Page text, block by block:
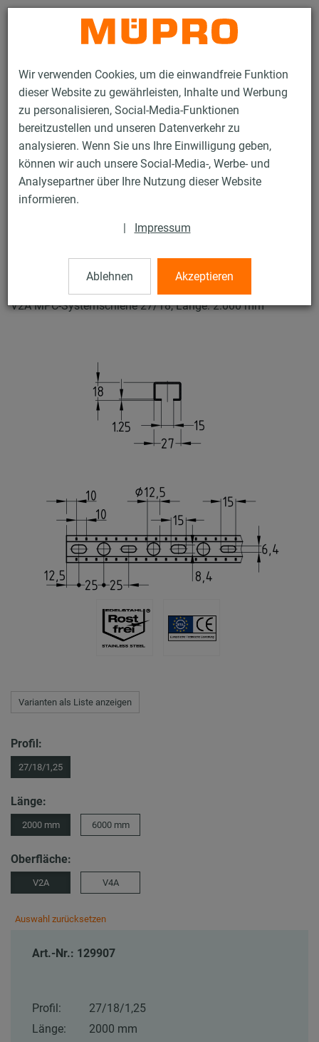
Wir verwenden Cookies, um die einwandfreie Funktion
dieser Website zu gewährleisten, Inhalte und Werbung
zu personalisieren, Social-Media-Funktionen
bereitzustellen und unseren Datenverkehr zu
analysieren. Wenn Sie uns Ihre Einwilligung geben,
können wir auch unsere Social-Media-, Werbe- und
Analysepartner über Ihre Nutzung dieser Website
informieren.
| Impressum
Ablehnen Akzeptieren
Kontakt
Produkte Befestigungstechnik
Lüftungsbefestigung
Edelstahlprodukte für die Lüftungsbefestigung
MPC-Systemschienen
MPC-Systemschienen
V2A MPC-Systemschiene 27/18, Länge: 2.000 mm
Varianten als Liste anzeigen
Profil:
27/18/1,25
Länge:
2000 mm 6000 mm
Oberfläche:
V2A V4A
Auswahl zurücksetzen
Art.-Nr.: 129907
Profil:
27/18/1,25
Länge:
2000 mm